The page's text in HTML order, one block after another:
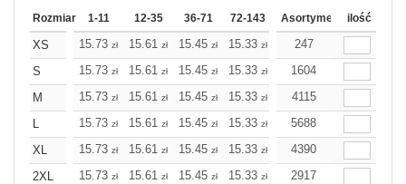
Rozmiar 1-11 12-35 36-71 72-143 144-287 288 Dodaj
Asortyment ilość
XS 15.73 zł 15.61 zł 15.45 zł 15.33 zł 15.21zł
247
S
15.73 zł 15.61 zł 15.45 zł 15.33 zł 15.21zł
1604
M
15.73 zł 15.61 zł 15.45 zł 15.33 zł 15.21zł
4115
L
15.73 zł 15.61 zł 15.45 zł 15.33 zł 15.21zł
5688
XL
15.73 zł 15.61 zł 15.45 zł 15.33 zł 15.21zł
4390
2XL
15.73 zł 15.61 zł 15.45 zł 15.33 zł 15.21zł
2917